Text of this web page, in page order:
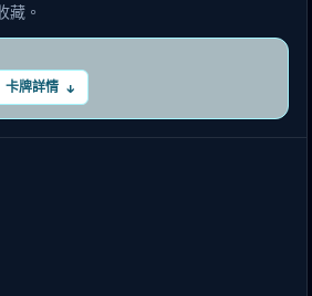
藏。
卡牌詳情 ↓